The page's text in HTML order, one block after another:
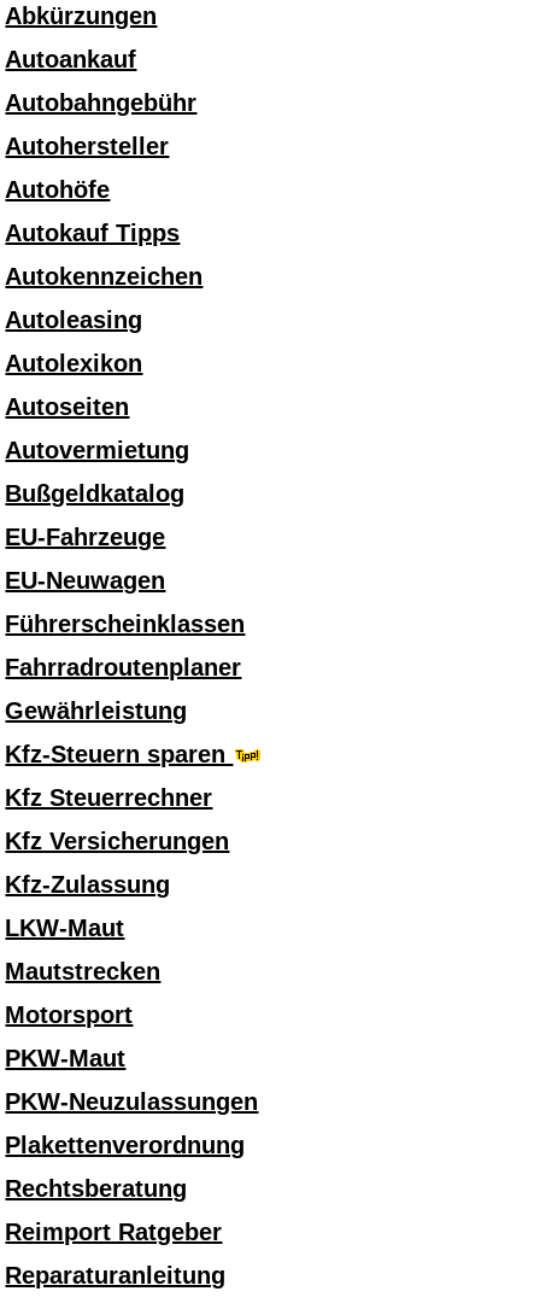
Abkürzungen
Autoankauf
Autobahngebühr
Autohersteller
Autohöfe
Autokauf Tipps
Autokennzeichen
Autoleasing
Autolexikon
Autoseiten
Autovermietung
Bußgeldkatalog
EU-Fahrzeuge
EU-Neuwagen
Führerscheinklassen
Fahrradroutenplaner
Gewährleistung
Kfz-Steuern sparen
Kfz Steuerrechner
Kfz Versicherungen
Kfz-Zulassung
LKW-Maut
Mautstrecken
Motorsport
PKW-Maut
PKW-Neuzulassungen
Plakettenverordnung
Rechtsberatung
Reimport Ratgeber
Reparaturanleitung